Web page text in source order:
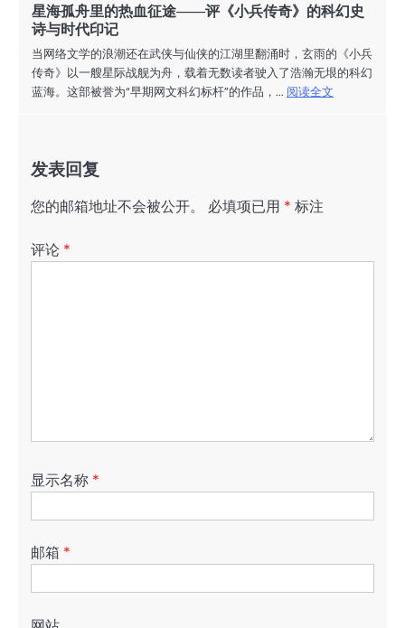
星海孤舟里的热血征途——评《小兵传奇》的科幻史
诗与时代印记
当网络文学的浪潮还在武侠与仙侠的江湖里翻涌时，玄雨的《小兵
传奇》以一艘星际战舰为舟，载着无数读者驶入了浩瀚无垠的科幻
蓝海。这部被誉为“早期网文科幻标杆”的作品，... 阅读全文
发表回复
您的邮箱地址不会被公开。 必填项已用 * 标注
评论 *
显示名称 *
邮箱 *